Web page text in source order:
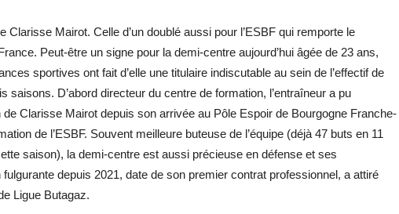
Clarisse Mairot. Celle d’un doublé aussi pour l’ESBF qui remporte le
Peut-être un signe pour la demi-centre aujourd’hui âgée de 23 ans,
sportives ont fait d’elle une titulaire indiscutable au sein de l’effectif de
saisons. D’abord directeur du centre de formation, l’entraîneur a pu
Clarisse Mairot depuis son arrivée au Pôle Espoir de Bourgogne Franche-
de l’ESBF. Souvent meilleure buteuse de l’équipe (déjà 47 buts en 11
saison), la demi-centre est aussi précieuse en défense et ses
depuis 2021, date de son premier contrat professionnel, a attiré
Ligue Butagaz.